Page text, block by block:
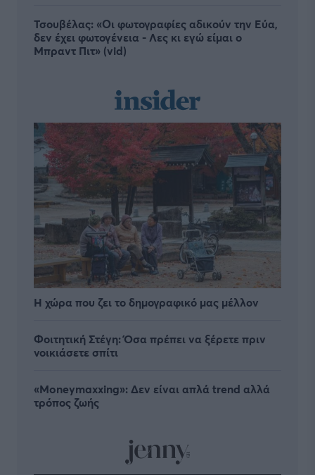
Τσουβέλας: «Οι φωτογραφίες αδικούν την Εύα,
δεν έχει φωτογένεια - Λες κι εγώ είμαι ο
Μπραντ Πιτ» (vid)
Η χώρα που ζει το δημογραφικό μας μέλλον
Φοιτητική Στέγη: Όσα πρέπει να ξέρετε πριν
νοικιάσετε σπίτι
«Moneymaxxing»: Δεν είναι απλά trend αλλά
τρόπος ζωής